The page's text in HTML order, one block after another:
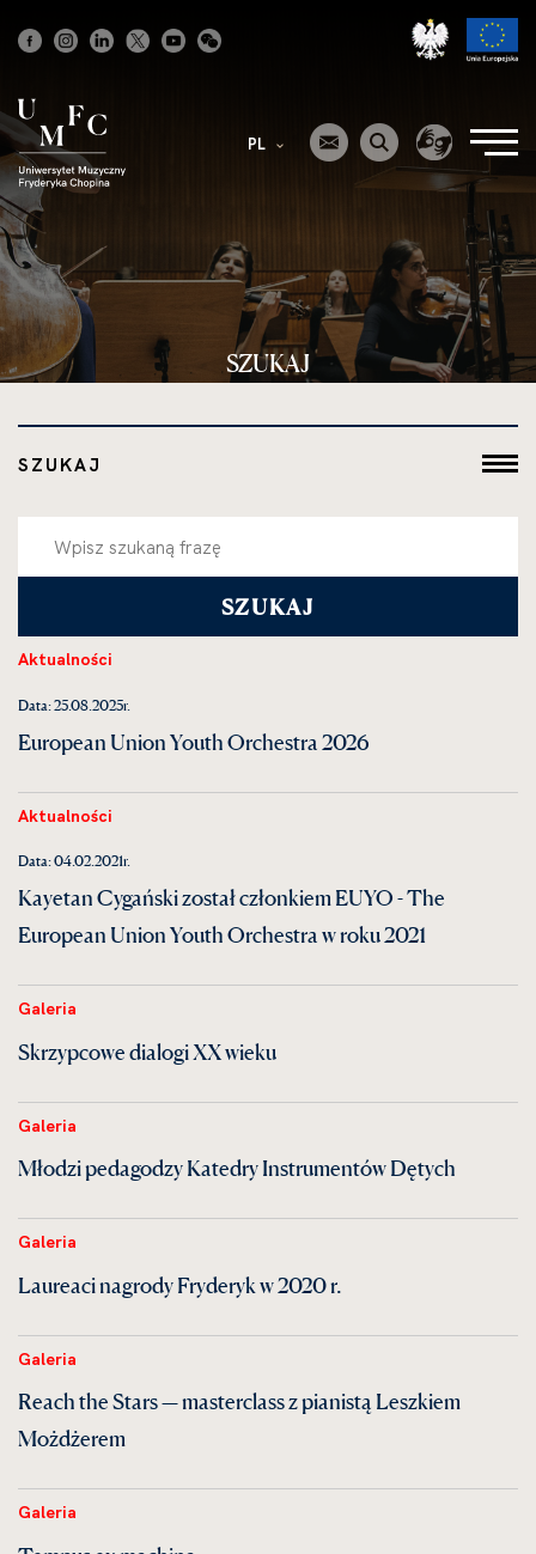
główna
PL
SZUKAJ
SZUKAJ
Aktualności
Data: 25.08.2025r.
European Union Youth Orchestra 2026
Aktualności
Data: 04.02.2021r.
Kayetan Cygański został członkiem EUYO - The
European Union Youth Orchestra w roku 2021
Galeria
Skrzypcowe dialogi XX wieku
Galeria
Młodzi pedagodzy Katedry Instrumentów Dętych
Galeria
Laureaci nagrody Fryderyk w 2020 r.
Galeria
Reach the Stars — masterclass z pianistą Leszkiem
Możdżerem
Galeria